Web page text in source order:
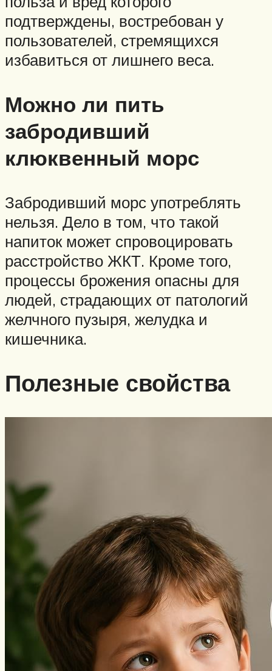
подтверждены, востребован у
пользователей, стремящихся
избавиться от лишнего веса.
Можно ли пить
забродивший
клюквенный морс
Забродивший морс употреблять
нельзя. Дело в том, что такой
напиток может спровоцировать
расстройство ЖКТ. Кроме того,
процессы брожения опасны для
людей, страдающих от патологий
желчного пузыря, желудка и
кишечника.
Полезные свойства